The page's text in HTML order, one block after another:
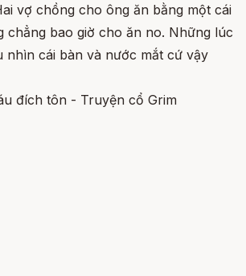
vợ chồng cho ông ăn bằng một cái
chẳng bao giờ cho ăn no. Những lúc
nhìn cái bàn và nước mắt cứ vậy